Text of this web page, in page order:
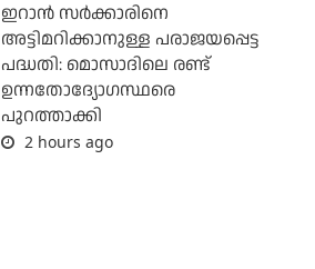
ഇറാന്‍ സര്‍ക്കാരിനെ
അട്ടിമറിക്കാനുള്ള പരാജയപ്പെട്ട
പദ്ധതി: മൊസാദിലെ രണ്ട്
ഉന്നതോദ്യോഗസ്ഥരെ
പുറത്താക്കി
2 hours ago